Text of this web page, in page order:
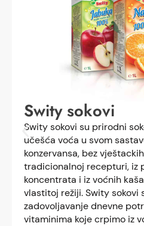
Swity sokovi
Swity sokovi su prirodni
učešća voća u svom
konzervansa, bez
tradicionalnoj recepturi, iz
koncentrata i iz voćnih
vlastitoj režiji. Swity sokovi
zadovoljavanje dnevne
vitaminima koje crpimo iz